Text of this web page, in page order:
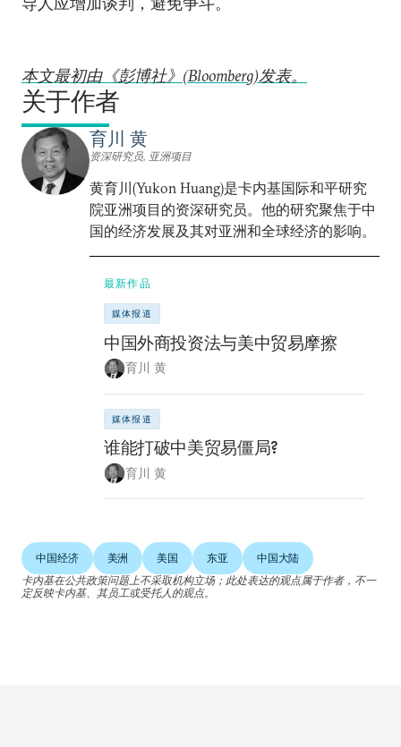
本文最初由《彭博社》(Bloomberg)发表。
关于作者
育川 黄
资深研究员, 亚洲项目
黄育川(Yukon Huang)是卡内基国际和平研究
院亚洲项目的资深研究员。他的研究聚焦于中
国的经济发展及其对亚洲和全球经济的影响。
最新作品
媒体报道
中国外商投资法与美中贸易摩擦
育川 黄
媒体报道
谁能打破中美贸易僵局?
育川 黄
中国经济 美洲 美国 东亚
中国大陆
卡内基在公共政策问题上不采取机构立场；此处表达的观点属于作者，不一
定反映卡内基、其员工或受托人的观点。